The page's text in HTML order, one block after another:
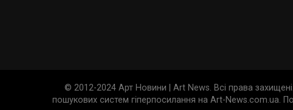
© 2012-2024 Арт Новини | Art News. Всі права
пошукових систем гіперпосилання на Art-News.com.ua.